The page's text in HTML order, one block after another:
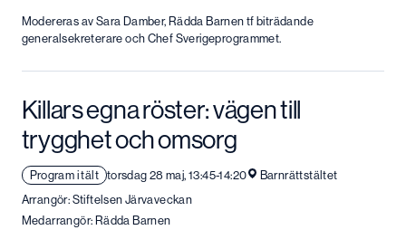
Modereras av Sara Damber, Rädda Barnen tf biträdande
generalsekreterare och Chef Sverigeprogrammet.
Killars egna röster: vägen till
trygghet och omsorg
Program i tält torsdag 28 maj, 13:45-14:20
Barnrättstältet
Arrangör: Stiftelsen Järvaveckan
Medarrangör: Rädda Barnen